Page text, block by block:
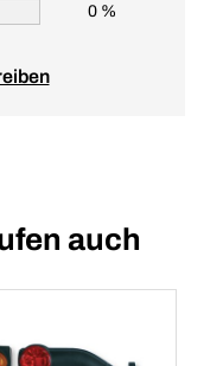
0 %
auch